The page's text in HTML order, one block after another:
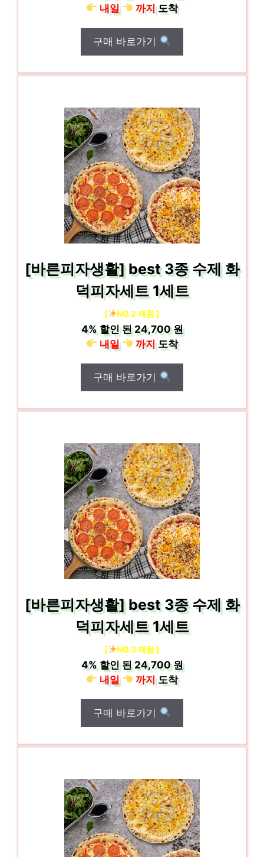
내일
까지도착
구매 바로가기
[바른피자생활] best 3종 수제 화
덕피자세트 1세트
[ NO.2 제품 ]
4%할인 된24,700 원
내일
까지도착
구매 바로가기
[바른피자생활] best 3종 수제 화
덕피자세트 1세트
[ NO.3 제품 ]
4%할인 된24,700 원
내일
까지도착
구매 바로가기